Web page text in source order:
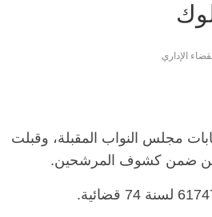
الإداري
مجلس النواب المقبلة، وقبلت
ضمن كشوف المرشحين.